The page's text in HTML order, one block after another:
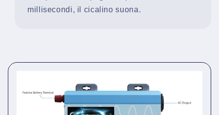
millisecondi, il cicalino suona.